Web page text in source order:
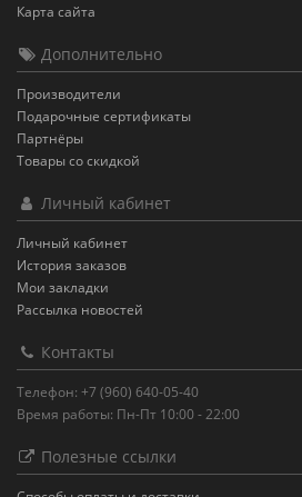
Карта сайта
Дополнительно
Производители
Подарочные сертификаты
Партнёры
Товары со скидкой
Личный кабинет
Личный кабинет
История заказов
Мои закладки
Рассылка новостей
Контакты
Телефон: +7 (960) 640-05-40
Время работы: Пн-Пт 10:00 - 22:00
Полезные ссылки